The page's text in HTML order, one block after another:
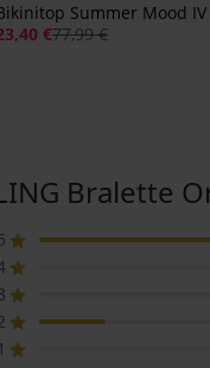
Summer Mood IV
€77,99 €
Bralette
1